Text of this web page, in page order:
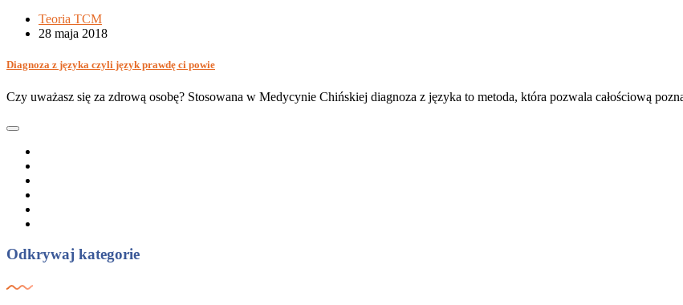
Teoria TCM
28 maja 2018
Diagnoza z języka czyli język prawdę ci powie
Czy uważasz się za zdrową osobę? Stosowana w Medycynie Chińskiej diagnoza z języka to metoda, która pozwala całościową
Odkrywaj kategorie